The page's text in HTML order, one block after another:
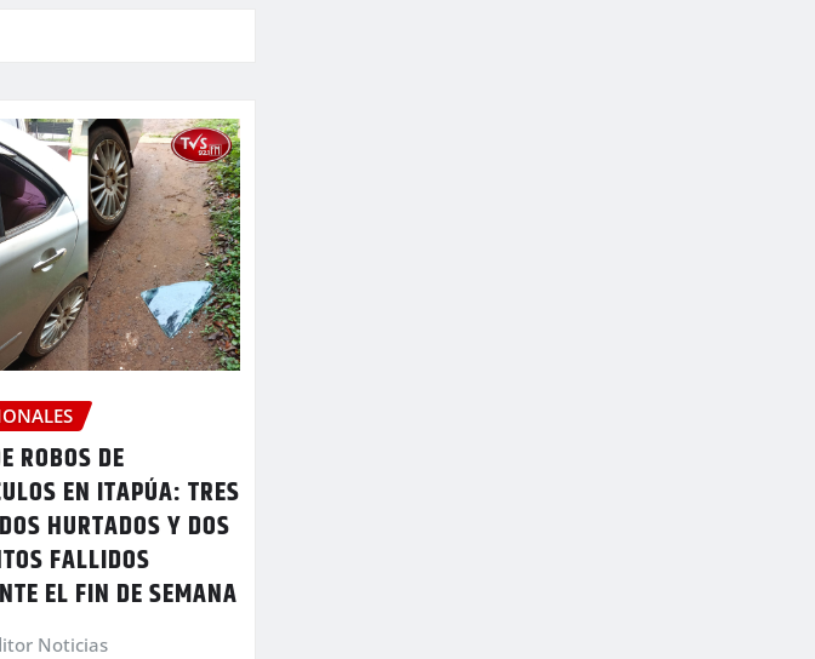
ROBOS DE
EN ITAPÚA: TRES
HURTADOS Y DOS
FALLIDOS
EL FIN DE SEMANA
Noticias